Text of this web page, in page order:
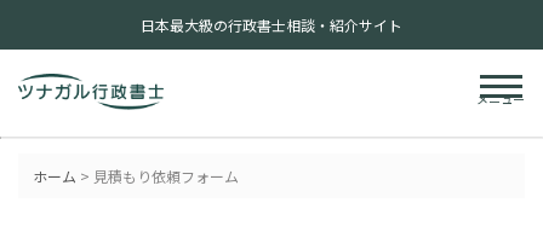
日本最大級の行政書士相談・紹介サイト
メニュー
ホーム > 見積もり依頼フォーム